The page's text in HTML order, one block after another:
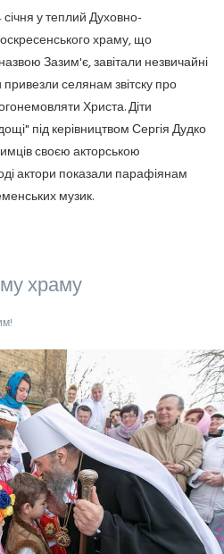
у теплий Духовно-
храму, що
Зазим'є, завітали незвичайні
привезли селянам звітску про
Христа. Діти
під керівництвом Сергія Дудко
своєю акторською
актори показали парафіянам
музик.
храму